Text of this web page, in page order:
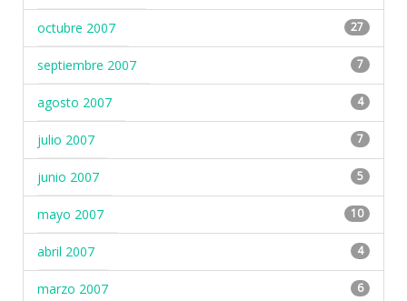
octubre 2007 27
septiembre 2007 7
agosto 2007 4
julio 2007 7
junio 2007 5
mayo 2007 10
abril 2007 4
marzo 2007 6